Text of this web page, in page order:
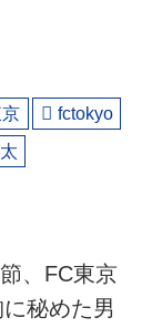
fctokyo
、FC東京
秘めた男